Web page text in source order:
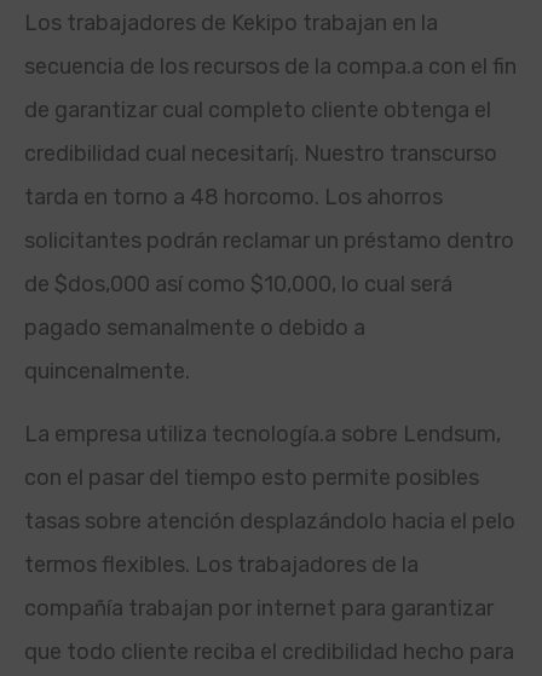
Los trabajadores de Kekipo trabajan en la
secuencia de los recursos de la compa.a con el fin
de garantizar cual completo cliente obtenga el
credibilidad cual necesitarí¡. Nuestro transcurso
tarda en torno a 48 horcomo. Los ahorros
solicitantes podrán reclamar un préstamo dentro
de $dos,000 así­ como $10,000, lo cual será
pagado semanalmente o debido a
quincenalmente.
La empresa utiliza tecnología.a sobre Lendsum,
con el pasar del tiempo esto permite posibles
tasas sobre atención desplazándolo hacia el pelo
termos flexibles. Los trabajadores de la
compañía trabajan por internet para garantizar
que todo cliente reciba el credibilidad hecho para